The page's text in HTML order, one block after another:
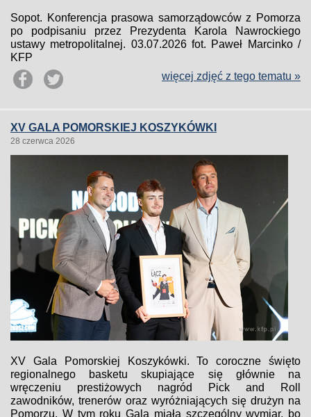
Sopot. Konferencja prasowa samorządowców z Pomorza
po podpisaniu przez Prezydenta Karola Nawrockiego
ustawy metropolitalnej. 03.07.2026 fot. Paweł Marcinko /
KFP
więcej zdjęć z tego tematu »
XV GALA POMORSKIEJ KOSZYKÓWKI
28 czerwca 2026
XV Gala Pomorskiej Koszykówki. To coroczne święto
regionalnego basketu skupiające się głównie na
wręczeniu prestiżowych nagród Pick and Roll
zawodników, trenerów oraz wyróżniających się drużyn na
Pomorzu. W tym roku Gala miała szczególny wymiar, bo